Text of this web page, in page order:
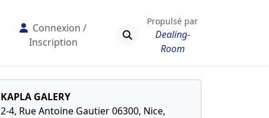
Connexion /
Inscription
Propulsé par
Dealing-
Room
KAPLA GALERY
2-4, Rue Antoine Gautier 06300, Nice,